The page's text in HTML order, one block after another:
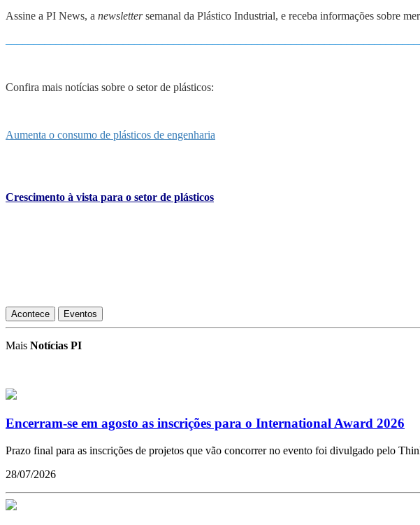
Assine a PI News, a newslettersemanal da Plástico Industrial, e receba informações sobre
Confira mais notícias sobre o setor de plásticos:
Aumenta o consumo de plásticos de engenharia
Crescimento à vista para o setor de plásticos
Acontece Eventos
Mais Notícias PI
Encerram-se em agosto as inscrições para o International Award 2026
Prazo final para as inscrições de projetos que vão concorrer no evento foi divulgado pelo
28/07/2026